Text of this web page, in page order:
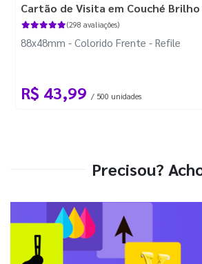
Cartão de Visita em Couché Brilho
(298 avaliações)
88x48mm - Colorido Frente - Refile
R$ 43,99 / 500 unidades
Precisou?